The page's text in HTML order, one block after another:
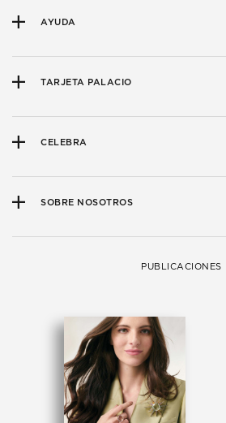
AYUDA
TARJETA PALACIO
CELEBRA
SOBRE NOSOTROS
PUBLICACIONES